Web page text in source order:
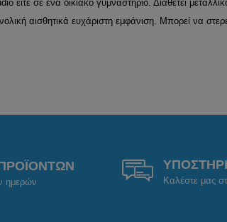
σε ένα οικιακό γυμναστήριο. Διαθέτει
αισθητικά ευχάριστη εμφάνιση. Μπορεί να
ημερών Καλέστε μας